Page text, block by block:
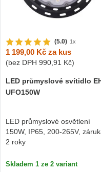
(5.0) 1x
1 199,00 Kč za kus
(bez DPH 990,91 Kč)
LED průmyslové svítidlo
UFO150W
LED průmyslové osvětlení
150W, IP65, 200-265V,
2 roky
Skladem 1 ze 2 variant